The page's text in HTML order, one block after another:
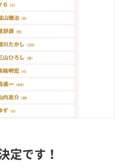
定です！